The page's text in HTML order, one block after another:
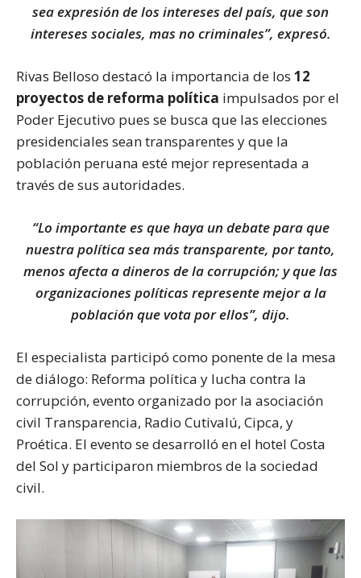
sea expresión de los intereses del país, que son
intereses sociales, mas no criminales”, expresó.
Rivas Belloso destacó la importancia de los 12
proyectos de reforma política impulsados por el
Poder Ejecutivo pues se busca que las elecciones
presidenciales sean transparentes y que la
población peruana esté mejor representada a
través de sus autoridades.
“Lo importante es que haya un debate para que
nuestra política sea más transparente, por tanto,
menos afecta a dineros de la corrupción; y que las
organizaciones políticas represente mejor a la
población que vota por ellos”, dijo.
El especialista participó como ponente de la mesa
de diálogo: Reforma política y lucha contra la
corrupción, evento organizado por la asociación
civil Transparencia, Radio Cutivalú, Cipca, y
Proética. El evento se desarrolló en el hotel Costa
del Sol y participaron miembros de la sociedad
civil.